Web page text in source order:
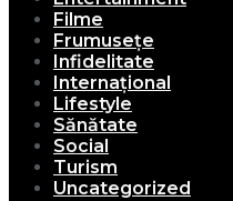
Filme
Frumusețe
Infidelitate
Internațional
Lifestyle
Sănătate
Social
Turism
Uncategorized